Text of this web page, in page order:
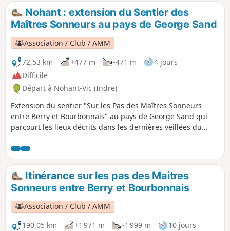
Nohant : extension du Sentier des
Maîtres Sonneurs au pays de George Sand
Association / Club / AMM
72,53 km
+477 m -471 m
4 jours
Difficile
Départ à Nohant-Vic (Indre)
Extension du sentier "Sur les Pas des Maîtres Sonneurs
entre Berry et Bourbonnais" au pays de George Sand qui
parcourt les lieux décrits dans les dernières veillées du
romans La Mare au Diable et Le Moulin d'Angibault.
Itinérance sur les pas des Maitres
Sonneurs entre Berry et Bourbonnais
Association / Club / AMM
190,05 km
+1 971 m -1 999 m
10 jours